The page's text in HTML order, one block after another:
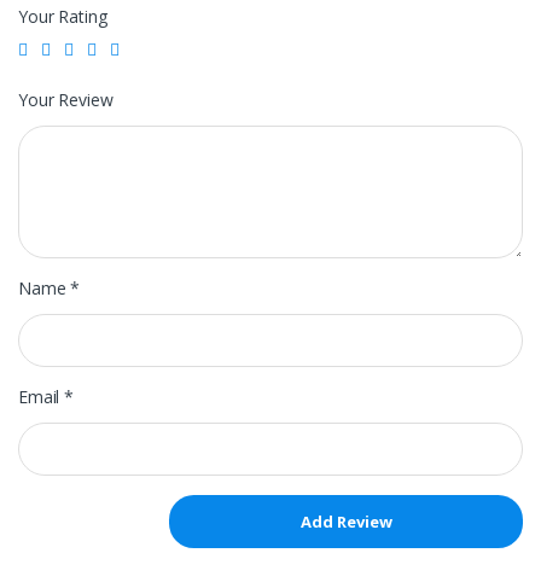
Your Rating
Your Review
Name*
Email*